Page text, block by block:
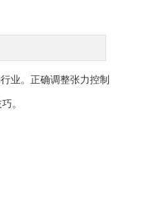
业。正确调整张力控制
。